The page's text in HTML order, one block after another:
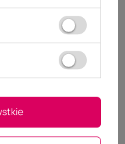
tego
specjaliści z
informacji na temat